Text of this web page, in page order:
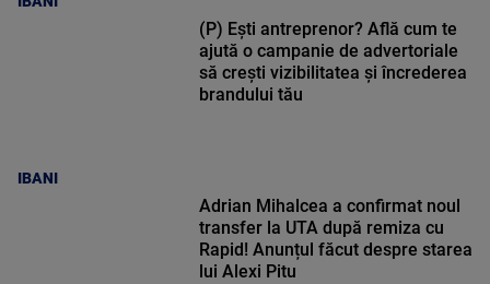
IBANI
(P) Ești antreprenor? Află cum te
ajută o campanie de advertoriale
să crești vizibilitatea și încrederea
brandului tău
Adrian Mihalcea a confirmat noul
transfer la UTA după remiza cu
Rapid! Anunțul făcut despre starea
lui Alexi Pitu